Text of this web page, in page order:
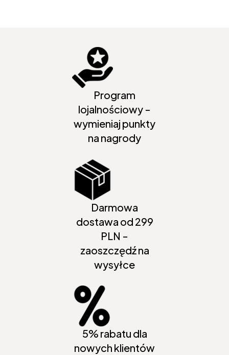
Program
lojalnościowy -
wymieniaj punkty
na nagrody
Darmowa
dostawa od 299
PLN -
zaoszczędź na
wysyłce
5% rabatu dla
nowych klientów